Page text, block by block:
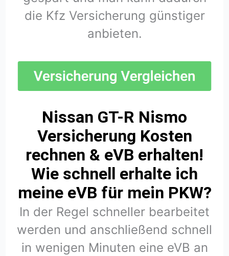
die Kfz Versicherung günstiger
anbieten.
Nissan GT-R Nismo
Versicherung Kosten
rechnen & eVB erhalten!
Wie schnell erhalte ich
meine eVB für mein PKW?
In der Regel schneller bearbeitet
werden und anschließend schnell
in wenigen Minuten eine eVB an